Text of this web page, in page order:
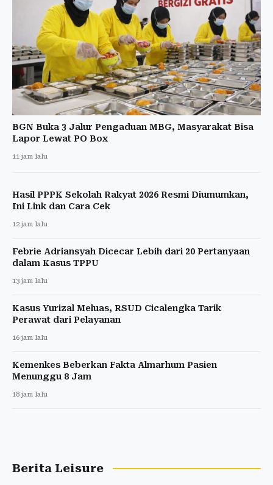
BGN Buka 3 Jalur Pengaduan MBG, Masyarakat Bisa
Lapor Lewat PO Box
11 jam lalu
Hasil PPPK Sekolah Rakyat 2026 Resmi Diumumkan,
Ini Link dan Cara Cek
12 jam lalu
Febrie Adriansyah Dicecar Lebih dari 20 Pertanyaan
dalam Kasus TPPU
13 jam lalu
Kasus Yurizal Meluas, RSUD Cicalengka Tarik
Perawat dari Pelayanan
16 jam lalu
Kemenkes Beberkan Fakta Almarhum Pasien
Menunggu 8 Jam
18 jam lalu
Berita Leisure